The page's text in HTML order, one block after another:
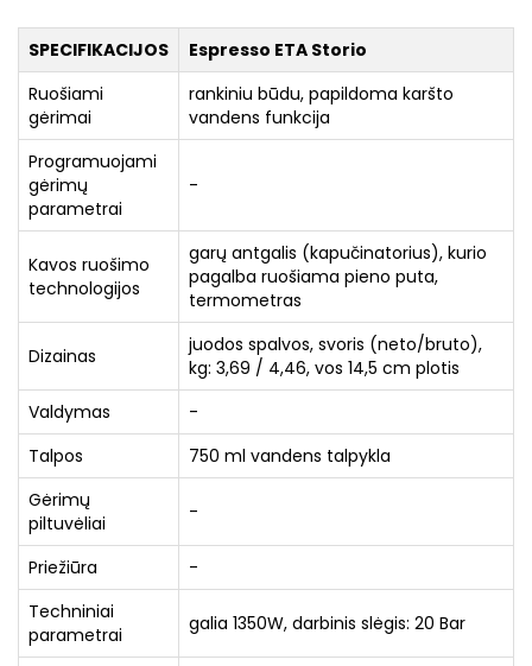
SPECIFIKACIJOS
Espresso ETA Storio
Ruošiami
gėrimai
rankiniu būdu, papildoma karšto
vandens funkcija
Programuojami
gėrimų
parametrai
-
Kavos ruošimo
technologijos
garų antgalis (kapučinatorius), kurio
pagalba ruošiama pieno puta,
termometras
Dizainas
juodos spalvos, svoris (neto/bruto),
kg: 3,69 / 4,46, vos 14,5 cm plotis
Valdymas
-
Talpos
750 ml vandens talpykla
Gėrimų
piltuvėliai
-
Priežiūra
-
Techniniai
parametrai
galia 1350W, darbinis slėgis: 20 Bar